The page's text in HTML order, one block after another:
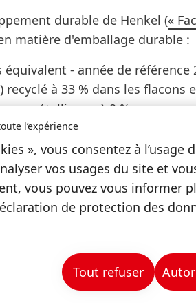
durable de Henkel («
matière d'emballage durable :
- année de référence
à 33 % dans les flacons
métalliques à 9 %.
ciblées sur le
au développent
% de plastique recyclé(PET)
est déjà composé au
comportent 26 % de matières
l’expérience
», vous consentez à l’usage
vos usages du site et
vous pouvez vous informer
de protection des
Tout refuser